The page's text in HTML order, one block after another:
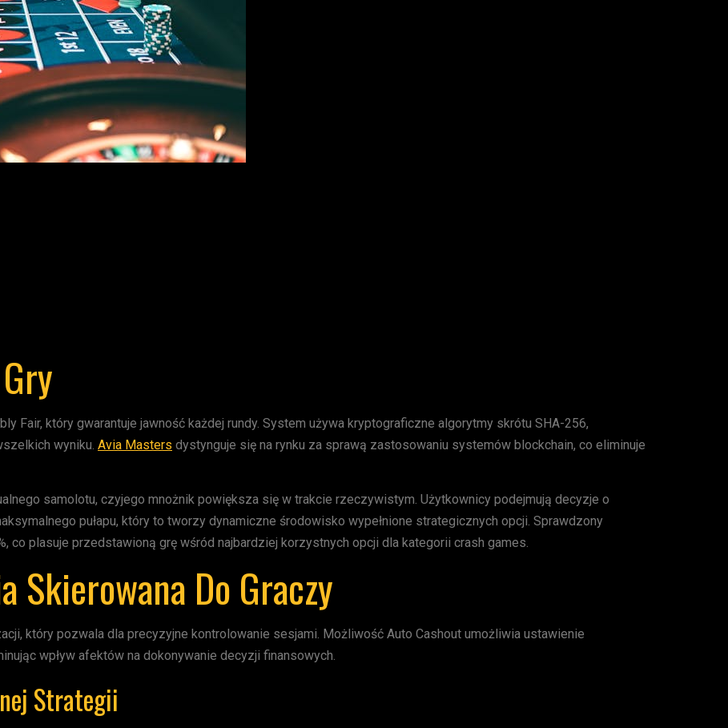
Fair, który gwarantuje jawność każdej rundy. System używa kryptograficzne algorytmy skrótu SHA-256,
wyniku. Avia Masters dystynguje się na rynku za sprawą zastosowaniu systemów blockchain, co eliminuje
samolotu, czyjego mnożnik powiększa się w trakcie rzeczywistym. Użytkownicy podejmują decyzje o
pułapu, który to tworzy dynamiczne środowisko wypełnione strategicznych opcji. Sprawdzony
co plasuje przedstawioną grę wśród najbardziej korzystnych opcji dla kategorii crash games.
Skierowana Do Graczy
który pozwala dla precyzyjne kontrolowanie sesjami. Możliwość Auto Cashout umożliwia ustawienie
wpływ afektów na dokonywanie decyzji finansowych.
Strategii